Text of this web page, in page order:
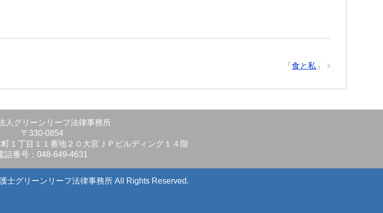
「 食と私 」
人グリーンリーフ法律事務所
〒330-0854
１丁目１１番地２０大宮ＪＰビルディング１４階
話番号：048-649-4631
士グリーンリーフ法律事務所 All Rights Reserved.